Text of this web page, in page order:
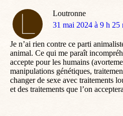
Loutronne
dit
31 mai 2024 à 9 h 25
Je n’ai rien contre ce parti
animal. Ce qui me paraît
accepte pour les humains
manipulations génétiques,
changer de sexe avec traitements
et des traitements que l’on